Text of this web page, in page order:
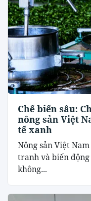
Chế biến sâu:
nông sản Việt
tế xanh
Nông sản Việt
tranh và biến
không...